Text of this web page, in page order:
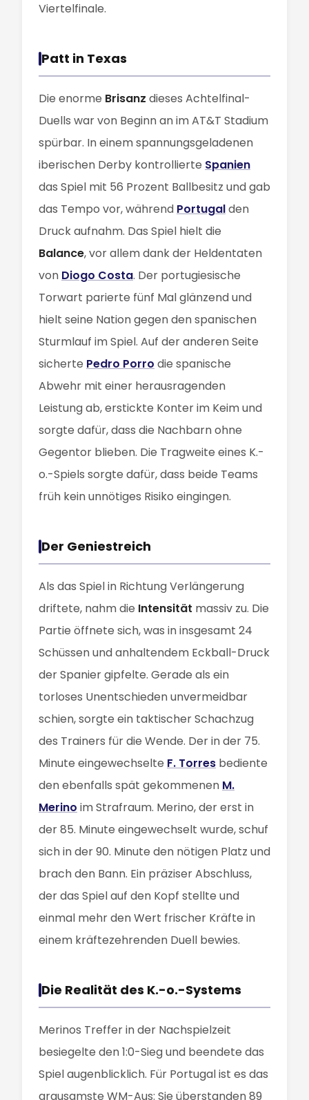
Viertelfinale.
Patt in Texas
Die enorme Brisanz dieses Achtelfinal-
Duells war von Beginn an im AT&T Stadium
spürbar. In einem spannungsgeladenen
iberischen Derby kontrollierte Spanien
das Spiel mit 56 Prozent Ballbesitz und gab
das Tempo vor, während Portugalden
Druck aufnahm. Das Spiel hielt die
Balance, vor allem dank der Heldentaten
von Diogo Costa. Der portugiesische
Torwart parierte fünf Mal glänzend und
hielt seine Nation gegen den spanischen
Sturmlauf im Spiel. Auf der anderen Seite
sicherte Pedro Porro die spanische
Abwehr mit einer herausragenden
Leistung ab, erstickte Konter im Keim und
sorgte dafür, dass die Nachbarn ohne
Gegentor blieben. Die Tragweite eines K.-
o.-Spiels sorgte dafür, dass beide Teams
früh kein unnötiges Risiko eingingen.
Der Geniestreich
Als das Spiel in Richtung Verlängerung
driftete, nahm die Intensität massiv zu. Die
Partie öffnete sich, was in insgesamt 24
Schüssen und anhaltendem Eckball-Druck
der Spanier gipfelte. Gerade als ein
torloses Unentschieden unvermeidbar
schien, sorgte ein taktischer Schachzug
des Trainers für die Wende. Der in der 75.
Minute eingewechselte F. Torres bediente
den ebenfalls spät gekommenen M.
Merino im Strafraum. Merino, der erst in
der 85. Minute eingewechselt wurde, schuf
sich in der 90. Minute den nötigen Platz und
brach den Bann. Ein präziser Abschluss,
der das Spiel auf den Kopf stellte und
einmal mehr den Wert frischer Kräfte in
einem kräftezehrenden Duell bewies.
Die Realität des K.-o.-Systems
Merinos Treffer in der Nachspielzeit
besiegelte den 1:0-Sieg und beendete das
Spiel augenblicklich. Für Portugal ist es das
grausamste WM-Aus: Sie überstanden 89